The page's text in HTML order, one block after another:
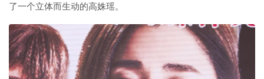
了一个立体而生动的高姝瑶。